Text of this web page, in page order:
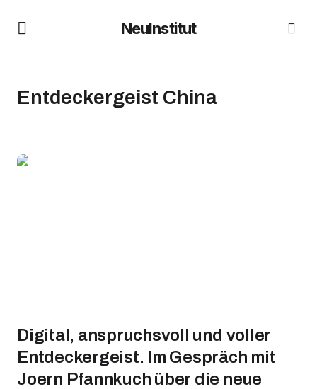
NeuInstitut
Entdeckergeist China
Digital, anspruchsvoll und voller
Entdeckergeist. Im Gespräch mit
Joern Pfannkuch über die neue